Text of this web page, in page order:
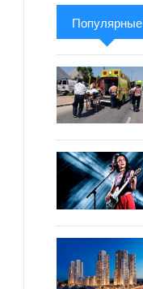
Популярные